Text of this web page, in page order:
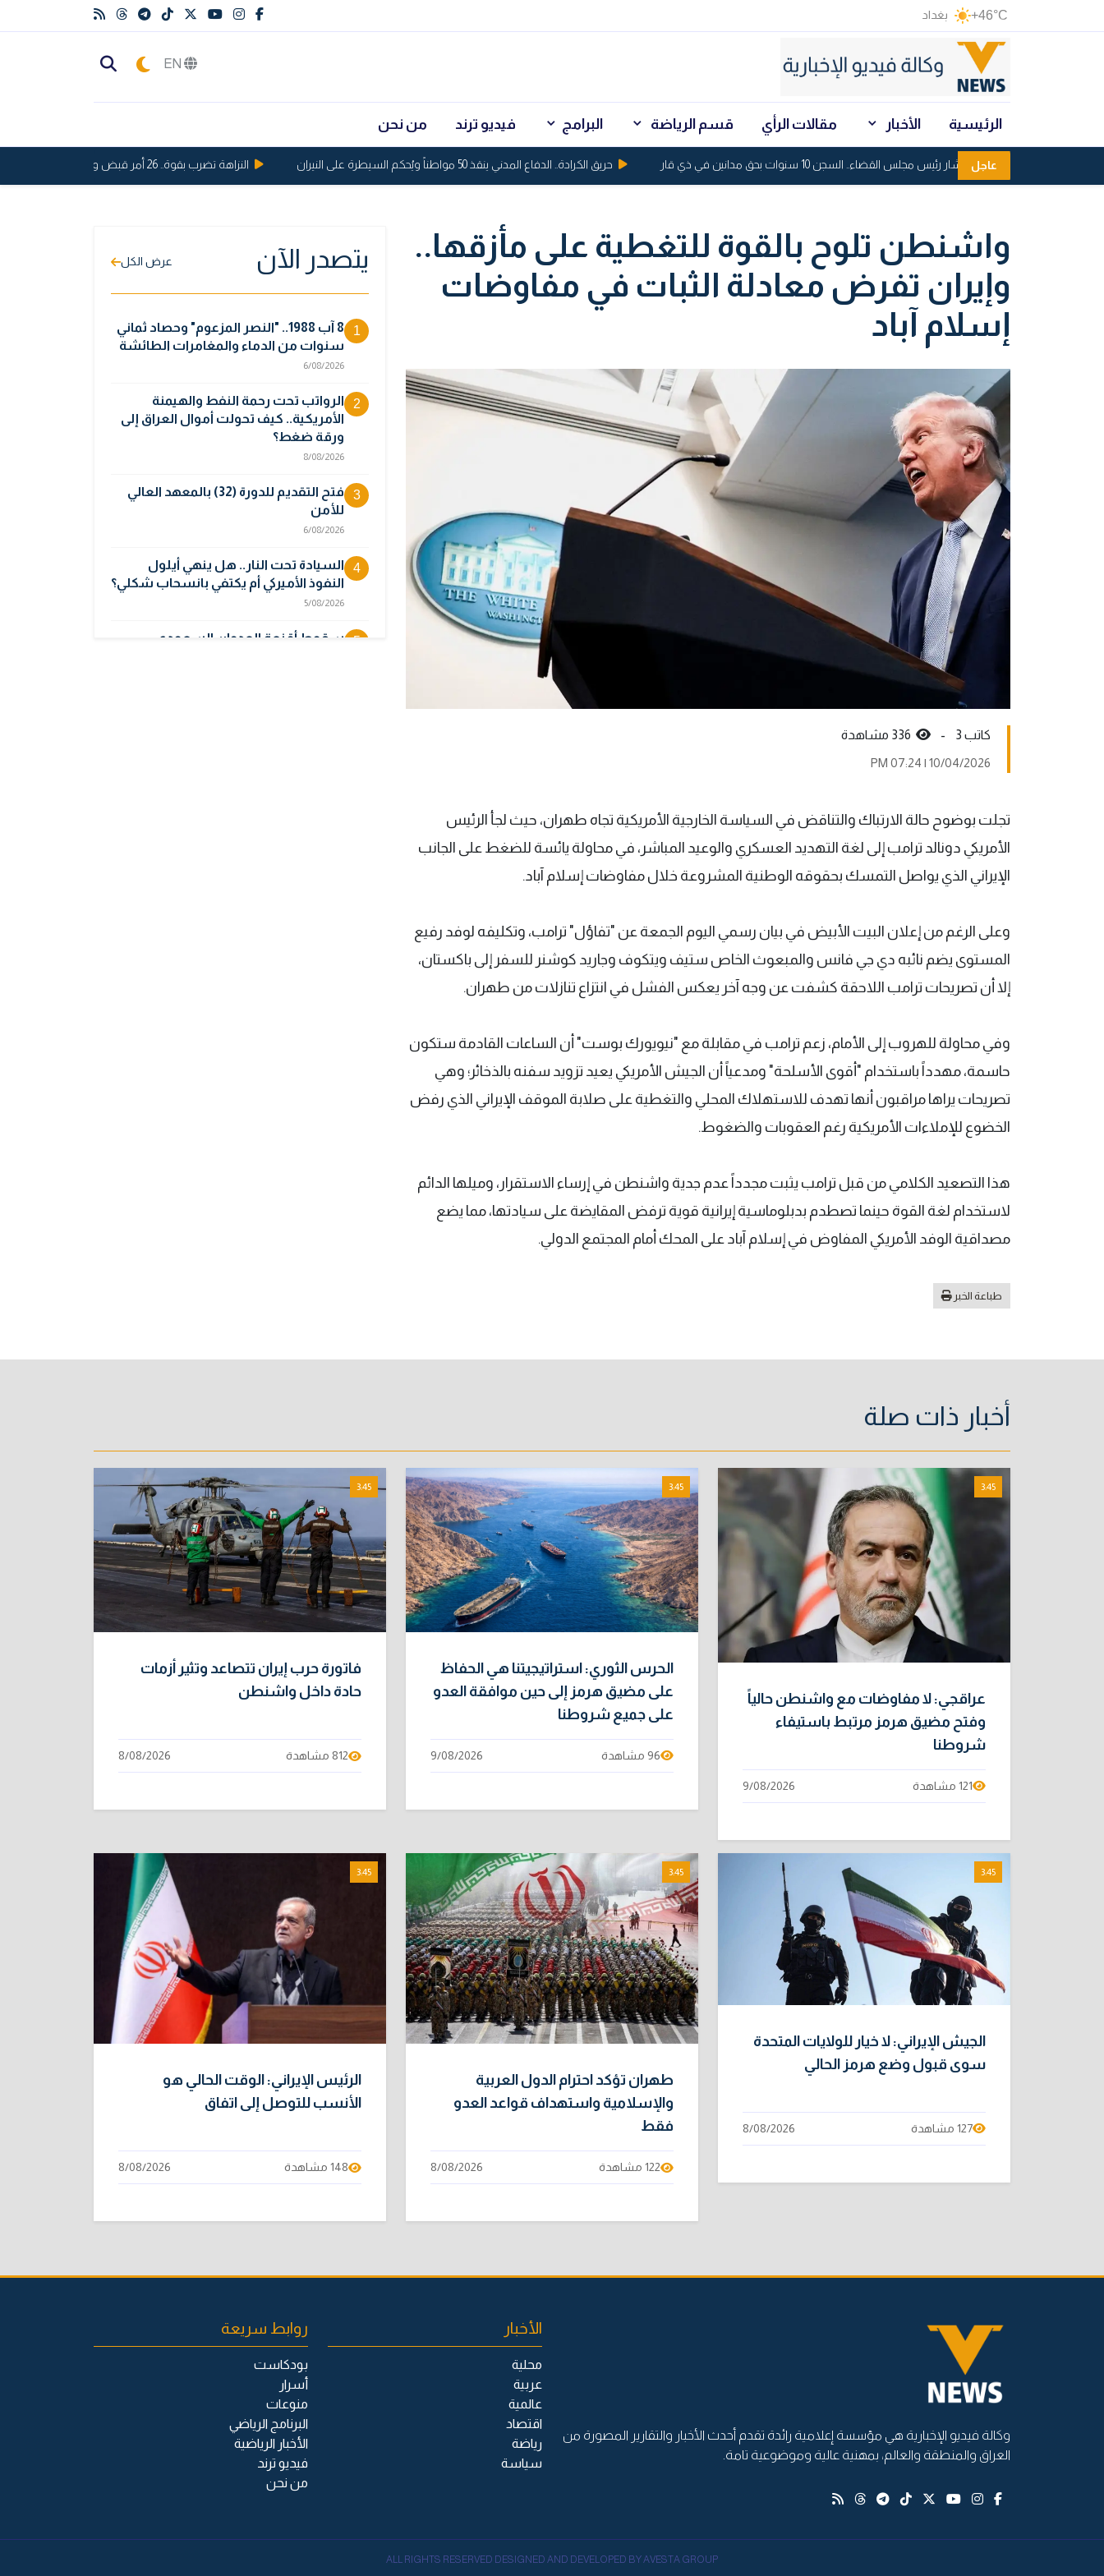
+46°C بغداد
الرئيسية الأخبار مقالات الرأي قسم الرياضة البرامج فيديو ترند من نحن
عاجل
انتحلا صفة مستشار رئيس مجلس القضاء.. السجن 10 سنوات بحق مدانين في ذي قار حريق الكرادة.. الدفاع المدني ينقذ 50 مواطناً ويُحكم السيطرة على النيران النزاهة تضرب بقوة.. 26 أمر قبض واستقدام بحق مسؤولين من ذوي الدرجات الخاصة في تموز
واشنطن تلوح بالقوة للتغطية على مأزقها..
وإيران تفرض معادلة الثبات في مفاوضات
إسلام آباد
كاتب 3 -
10/04/2026 | 07:24 PM
تجلت بوضوح حالة الارتباك والتناقض في السياسة الخارجية الأمريكية تجاه طهران، حيث لجأ الرئيس
الأمريكي دونالد ترامب إلى لغة التهديد العسكري والوعيد المباشر، في محاولة يائسة للضغط على الجانب
الإيراني الذي يواصل التمسك بحقوقه الوطنية المشروعة خلال مفاوضات إسلام آباد.
وعلى الرغم من إعلان البيت الأبيض في بيان رسمي اليوم الجمعة عن "تفاؤل" ترامب، وتكليفه لوفد رفيع
المستوى يضم نائبه دي جي فانس والمبعوث الخاص ستيف ويتكوف وجاريد كوشنر للسفر إلى باكستان،
إلا أن تصريحات ترامب اللاحقة كشفت عن وجه آخر يعكس الفشل في انتزاع تنازلات من طهران.
وفي محاولة للهروب إلى الأمام، زعم ترامب في مقابلة مع "نيويورك بوست" أن الساعات القادمة ستكون
حاسمة، مهدداً باستخدام "أقوى الأسلحة" ومدعياً أن الجيش الأمريكي يعيد تزويد سفنه بالذخائر؛ وهي
تصريحات يراها مراقبون أنها تهدف للاستهلاك المحلي والتغطية على صلابة الموقف الإيراني الذي رفض
الخضوع للإملاءات الأمريكية رغم العقوبات والضغوط.
هذا التصعيد الكلامي من قبل ترامب يثبت مجدداً عدم جدية واشنطن في إرساء الاستقرار، وميلها الدائم
لاستخدام لغة القوة حينما تصطدم بدبلوماسية إيرانية قوية ترفض المقايضة على سيادتها، مما يضع
مصداقية الوفد الأمريكي المفاوض في إسلام آباد على المحك أمام المجتمع الدولي.
طباعة الخبر
يتصدر الآن عرض الكل
1
8 آب 1988.. "النصر المزعوم" وحصاد ثماني
سنوات من الدماء والمغامرات الطائشة
6/08/2026
2
الرواتب تحت رحمة النفط والهيمنة
الأمريكية.. كيف تحولت أموال العراق إلى
ورقة ضغط؟
8/08/2026
3
فتح التقديم للدورة (32) بالمعهد العالي
للأمن
6/08/2026
4
السيادة تحت النار.. هل ينهي أيلول
النفوذ الأميركي أم يكتفي بانسحاب شكلي؟
5/08/2026
5
سقوط أقنعة العدوان السعودي..
أخبار ذات صلة
3:45
عراقجي: لا مفاوضات مع واشنطن حالياً
وفتح مضيق هرمز مرتبط باستيفاء
شروطنا
121 مشاهدة 9/08/2026
3:45
الحرس الثوري: استراتيجيتنا هي الحفاظ
على مضيق هرمز إلى حين موافقة العدو
على جميع شروطنا
96 مشاهدة 9/08/2026
3:45
فاتورة حرب إيران تتصاعد وتثير أزمات
حادة داخل واشنطن
812 مشاهدة 8/08/2026
3:45
الجيش الإيراني: لا خيار للولايات المتحدة
سوى قبول وضع هرمز الحالي
127 مشاهدة 8/08/2026
3:45
طهران تؤكد احترام الدول العربية
والإسلامية واستهداف قواعد العدو
فقط
122 مشاهدة 8/08/2026
3:45
الرئيس الإيراني: الوقت الحالي هو
الأنسب للتوصل إلى اتفاق
148 مشاهدة 8/08/2026
وكالة فيديو الإخبارية هي مؤسسة إعلامية رائدة تقدم أحدث الأخبار والتقارير المصورة من
العراق والمنطقة والعالم، بمهنية عالية وموضوعية تامة.
الأخبار
محلية
عربية
عالمية
اقتصاد
رياضة
سياسة
روابط سريعة
بودكاست
أسرار
منوعات
البرنامج الرياضي
الأخبار الرياضية
فيديو ترند
من نحن
ALL RIGHTS RESERVED DESIGNED AND DEVELOPED BY AVESTA GROUP